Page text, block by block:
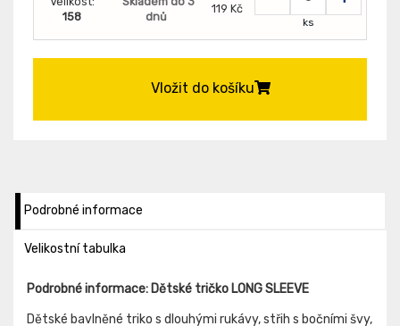
158
dnů
119 Kč
ks
Vložit do košíku
Podrobné informace
Velikostní tabulka
Podrobné informace: Dětské tričko LONG SLEEVE
Dětské bavlněné triko s dlouhými rukávy, střih s bočními švy,